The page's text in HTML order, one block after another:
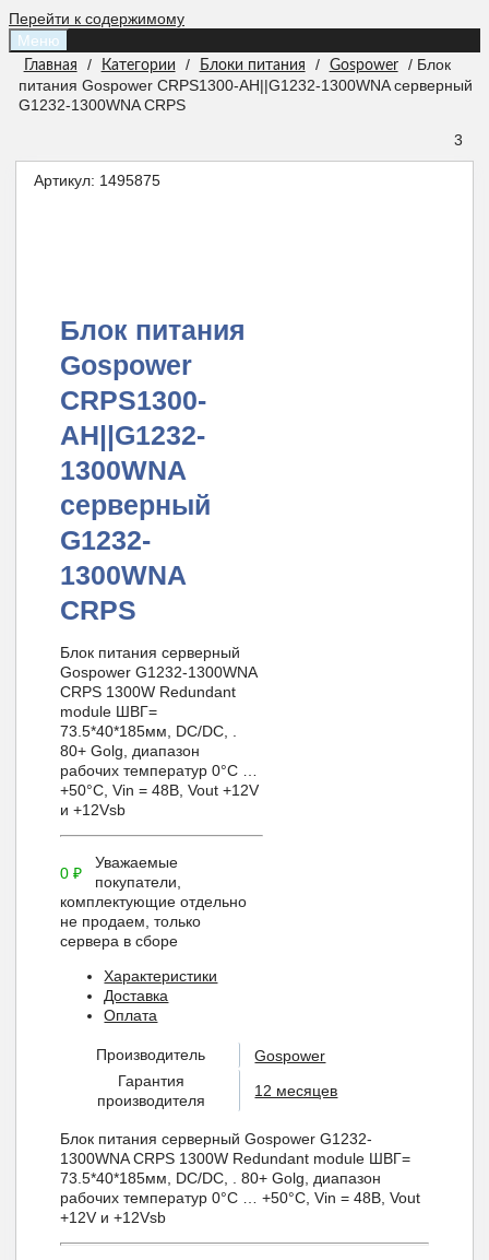
Перейти к содержимому
Меню
Главная / Категории / Блоки питания / Gospower
/ Блок
питания Gospower CRPS1300-AH||G1232-1300WNA серверный
G1232-1300WNA CRPS
3
Артикул: 1495875
Блок питания
Gospower
CRPS1300-
AH||G1232-
1300WNA
серверный
G1232-
1300WNA
CRPS
Блок питания серверный
Gospower G1232-1300WNA
CRPS 1300W Redundant
module ШВГ=
73.5*40*185мм, DC/DC, .
80+ Golg, диапазон
рабочих температур 0°C …
+50°C, Vin = 48В, Vout +12V
и +12Vsb
0₽
Уважаемые
покупатели,
комплектующие отдельно
не продаем, только
сервера в сборе
Характеристики
Доставка
Оплата
Производитель
Gospower
Гарантия
производителя
12 месяцев
Блок питания серверный Gospower G1232-
1300WNA CRPS 1300W Redundant module ШВГ=
73.5*40*185мм, DC/DC, . 80+ Golg, диапазон
рабочих температур 0°C … +50°C, Vin = 48В, Vout
+12V и +12Vsb